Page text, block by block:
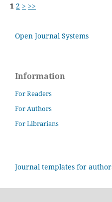
1 2 > >>
Open Journal Systems
Information
For Readers
For Authors
For Librarians
Journal templates for